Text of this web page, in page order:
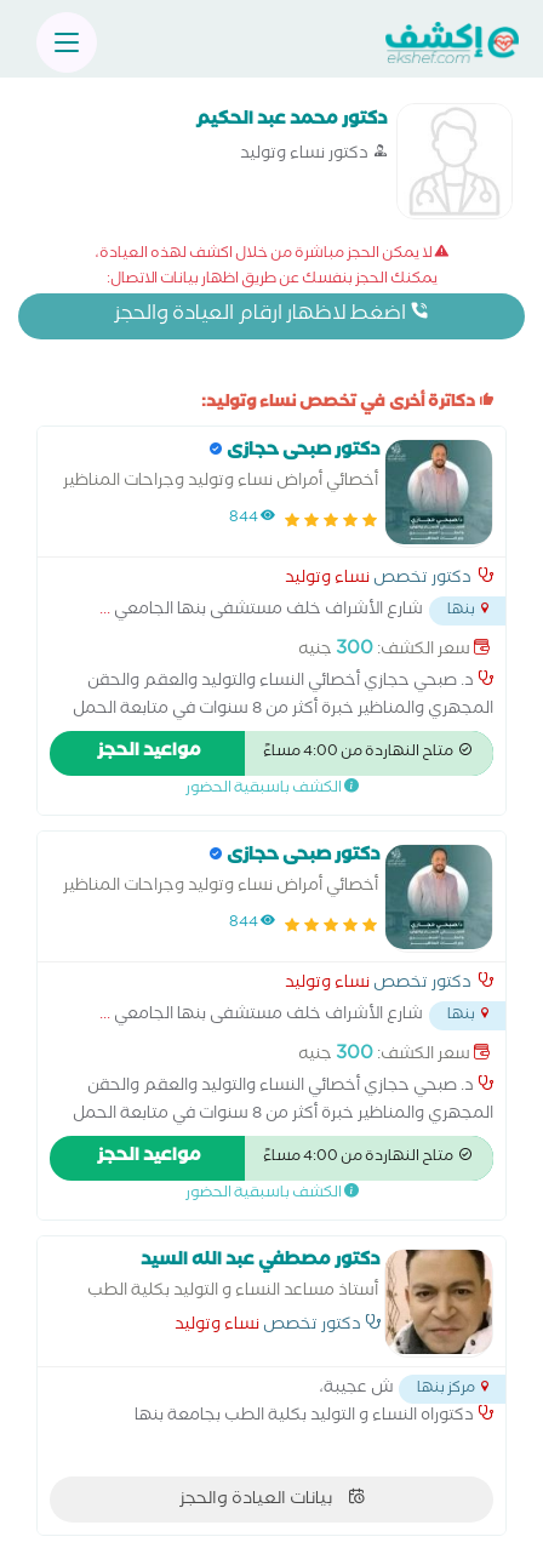
دكتور محمد عبد الحكيم
دكتور نساء وتوليد
لا يمكن الحجز مباشرة من خلال اكشف لهذه العيادة،
يمكنك الحجز بنفسك عن طريق اظهار بيانات الاتصال:
اضغط لاظهار ارقام العيادة والحجز
دكاترة أخرى في تخصص نساء وتوليد:
دكتور صبحى حجازى
أخصائي أمراض نساء وتوليد وجراحات المناظير
والحقن المجهري وتحديد نوع الجنين
844
دكتور تخصصنساء وتوليد
بنها شارع الأشراف خلف مستشفى بنها الجامعي...
سعر الكشف:300 جنيه
د. صبحي حجازي أخصائي النساء والتوليد والعقم والحقن
المجهري والمناظير خبرة أكثر من 8 سنوات في متابعة الحمل
والولادة الطبيعية والقيصرية، وعلاج تأخر الحمل والحقن
المجهري. متخصص في مناظير الرحم والبطن وعلاج تكيس
المبايض وبطانة الرحم المهاجرة. أسعى لتقديم رعاية متكاملة
وحتى تحقيق حلم الأمومة
متاح النهاردة من 4:00 مساءً مواعيد الحجز
الكشف باسبقية الحضور
دكتور صبحى حجازى
أخصائي أمراض نساء وتوليد وجراحات المناظير
والحقن المجهري وتحديد نوع الجنين
844
دكتور تخصصنساء وتوليد
بنها شارع الأشراف خلف مستشفى بنها الجامعي...
سعر الكشف:300 جنيه
د. صبحي حجازي أخصائي النساء والتوليد والعقم والحقن
المجهري والمناظير خبرة أكثر من 8 سنوات في متابعة الحمل
والولادة الطبيعية والقيصرية، وعلاج تأخر الحمل والحقن
المجهري. متخصص في مناظير الرحم والبطن وعلاج تكيس
المبايض وبطانة الرحم المهاجرة. أسعى لتقديم رعاية متكاملة
وحتى تحقيق حلم الأمومة
متاح النهاردة من 4:00 مساءً مواعيد الحجز
الكشف باسبقية الحضور
دكتور مصطفي عبد الله السيد
أستاذ مساعد النساء و التوليد بكلية الطب
بجامعة بنها
دكتور تخصصنساء وتوليد
مركز بنها
ش عجيبة،
دكتوراه النساء و التوليد بكلية الطب بجامعة بنها
بيانات العيادة والحجز